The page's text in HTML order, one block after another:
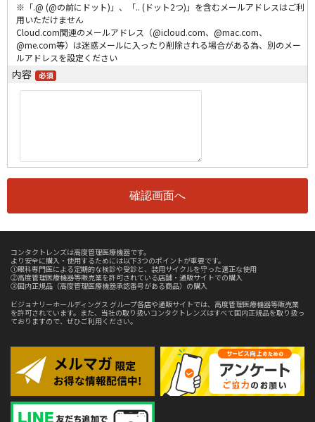
※「.@ (@の前にドット)」、「.. (ドット2つ)」を含むメールアドレスはご利
用いただけません
Cloud.com関連のメールアドレス（@icloud.com、@mac.com、
@me.com等）は迷惑メールに入ったり削除される場合がある為、別のメー
ルアドレスを設定ください
内容
コンタクトレンズは高度管理医療機器です。
より安全に購入・使用するためには以下3つのポイントが重要です。
①眼科専門医による定期的な検診や受診と、装用サイクルを守った適正な使用
②高度管理医療機器等販売業を許可されている店舗・通販サイトでの購入
③国内正規品（高度管理医療機器承認番号がある商品）の購入
ビジョナリーホールディングス グループ各店や通販サイトでは、高度管理医療機器等販売業
を許可されています。また、当社の取り扱いコンタクトレンズはすべて国内正規品を取り扱っ
ておりますので、ぜひご利用ください。